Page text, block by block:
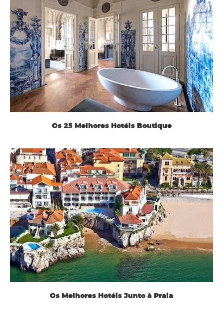
Os 25 Melhores Hotéis Boutique
Os Melhores Hotéis Junto à Praia